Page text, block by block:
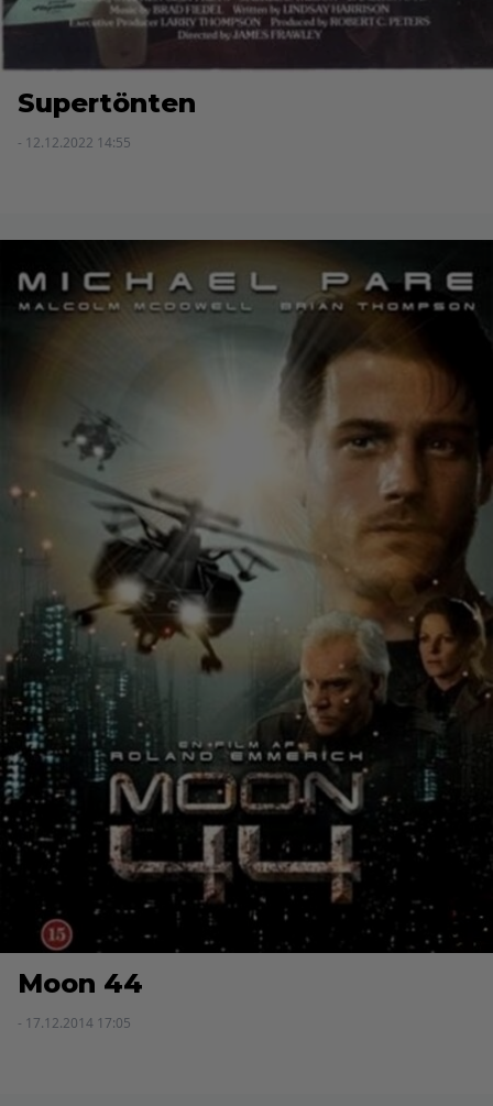
Supertönten
- 12.12.2022 14:55
Moon 44
- 17.12.2014 17:05